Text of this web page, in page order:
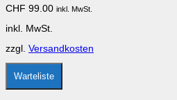
können
der
gewählt
werden
CHF 99.00 inkl. MwSt.
inkl. MwSt.
zzgl. Versandkosten
Warteliste